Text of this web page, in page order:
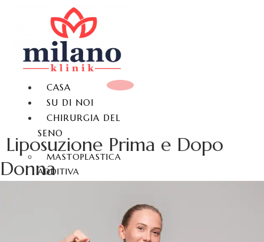
CASA
SU DI NOI
CHIRURGIA DEL
SENO
MASTOPLASTICA
ADDITIVA
GINECOMASTIA
Liposuzione Prima e Dopo
Donna